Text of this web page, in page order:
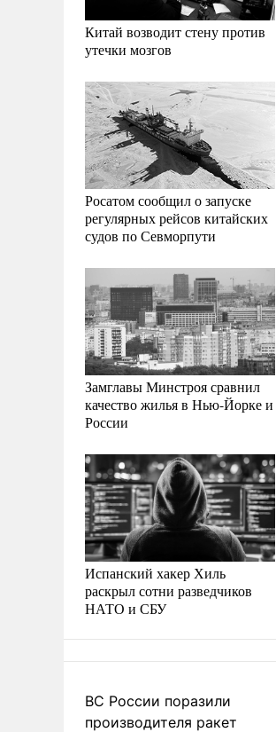
Китай возводит стену против
утечки мозгов
Росатом сообщил о запуске
регулярных рейсов китайских
судов по Севморпути
Замглавы Минстроя сравнил
качество жилья в Нью-Йорке и
России
Испанский хакер Хиль
раскрыл сотни разведчиков
НАТО и СБУ
ВС России поразили
производителя ракет